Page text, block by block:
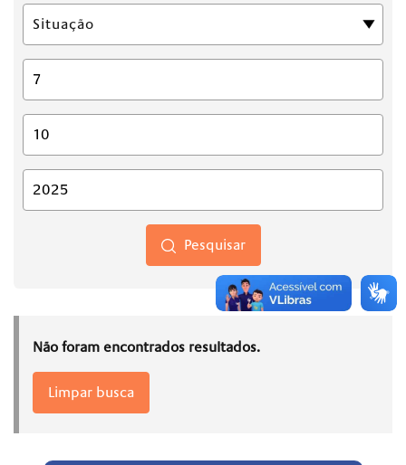
Pesquisar
Não foram encontrados resultados.
Limpar busca